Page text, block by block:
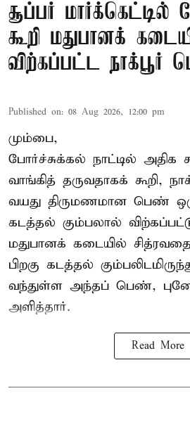
சூப்பர்
கூறி மதுபானக்
விற்கப்பட்ட நாக்பூர்
Published on: 08 Aug 2026, 12:00 pm
மும்பை,
போர்ச்சுக்கல் நாட்டில்
வாங்கித் தருவதாகக் கூறி,
வயது திருமணமான பெண்
கடத்தல் கும்பலால்
மதுபானக் கடையில்
பிறகு கடத்தல்
வந்துள்ள அந்தப் பெண், புனே
அளித்தார்.
Read More